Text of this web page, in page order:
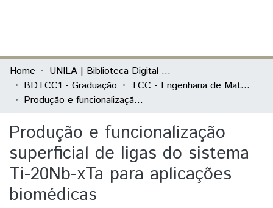
Communities & Collections
All of DSpace
Home
UNILA | Biblioteca Digital de Trabalhos de Conclusão de Curso
BDTCC1 - Graduação
TCC - Engenharia de Materiais
Produção e funcionalização superficial de ligas do sistema Ti-20Nb-xTa para aplicações biomédicas
Produção e funcionalização
superficial de ligas do sistema
Ti-20Nb-xTa para aplicações
biomédicas